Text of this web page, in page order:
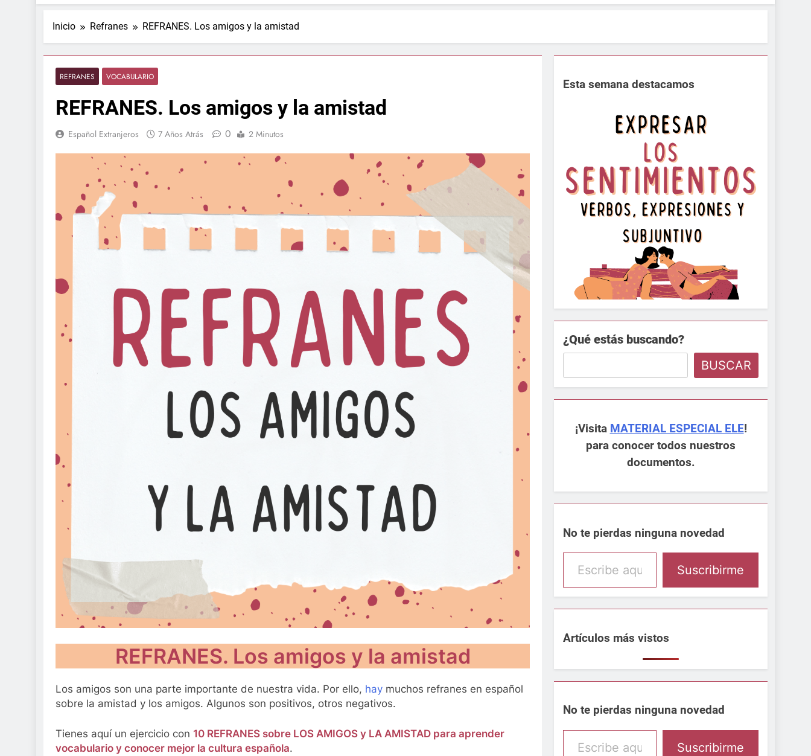
Inicio Refranes REFRANES. Los amigos y la amistad
REFRANES VOCABULARIO
REFRANES. Los amigos y la amistad
Español Extranjeros 7 Años Atrás 0 2 Minutos
REFRANES. Los amigos y la amistad
Los amigos son una parte importante de nuestra vida. Por ello, hay muchos refranes en español
sobre la amistad y los amigos. Algunos son positivos, otros negativos.
Tienes aquí un ejercicio con 10 REFRANES sobre LOS AMIGOS y LA AMISTAD para aprender
vocabulario y conocer mejor la cultura española.
Esta semana destacamos
¿Qué estás buscando?
BUSCAR
¡Visita MATERIAL ESPECIAL ELE!
para conocer todos nuestros
documentos.
No te pierdas ninguna novedad
Escribe aquí tu email
Suscribirme
Artículos más vistos
No te pierdas ninguna novedad
Escribe aquí tu email
Suscribirme